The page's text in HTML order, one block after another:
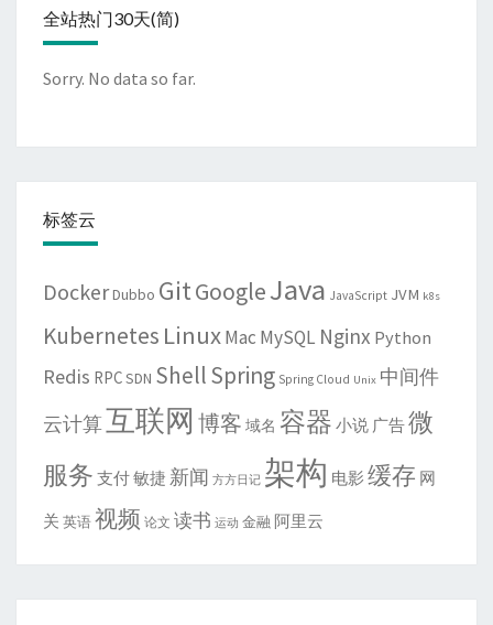
全站热门30天(简)
Sorry. No data so far.
标签云
DockerDubbo GitGoogleJava JavaScript JVM k8s
Kubernetes LinuxMac MySQL Nginx Python
Redis RPCSDN ShellSpring Spring Cloud Unix 中间件
云计算互联网 博客 域名 容器 小说 广告微
服务 支付敏捷 新闻 方方日记 架构 电影 缓存 网
关 英语视频 论文 读书 运动 金融 阿里云